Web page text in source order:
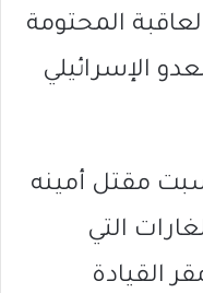
المحتومة
الإسرائيلي
مقتل أمينه
التي
القيادة